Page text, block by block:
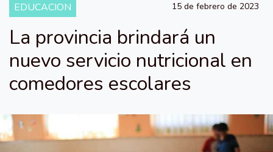
EDUCACION 15 de febrero de 2023
La provincia brindará un
nuevo servicio nutricional en
comedores escolares